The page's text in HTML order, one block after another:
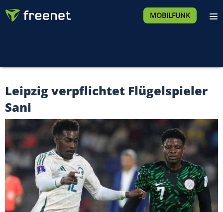
MOBILFUNK
Leipzig verpflichtet Flügelspieler
Sani